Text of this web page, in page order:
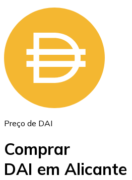
ETH
Preço de DAI
Comprar
DAI em Alicante